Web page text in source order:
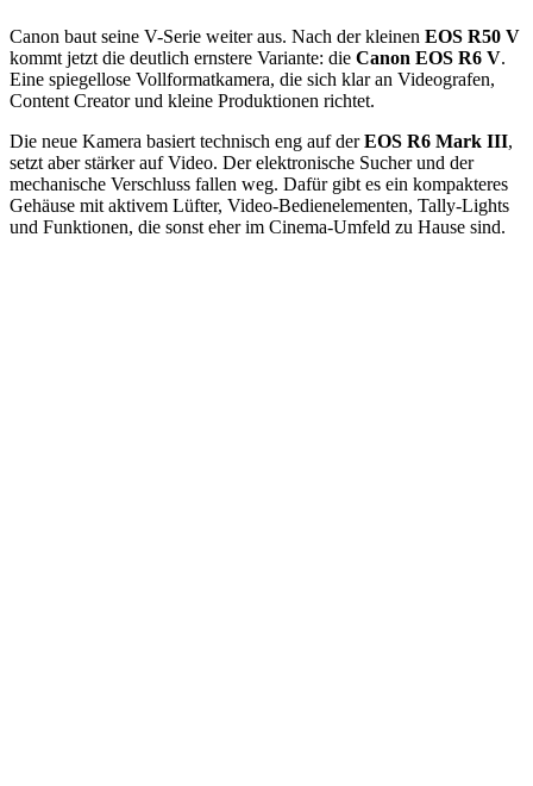
Canon baut seine V-Serie weiter aus. Nach der kleinen EOS R50 V
kommt jetzt die deutlich ernstere Variante: die Canon EOS R6 V.
Eine spiegellose Vollformatkamera, die sich klar an Videografen,
Content Creator und kleine Produktionen richtet.
Die neue Kamera basiert technisch eng auf derEOS R6 Mark III,
setzt aber stärker auf Video. Der elektronische Sucher und der
mechanische Verschluss fallen weg. Dafür gibt es ein kompakteres
Gehäuse mit aktivem Lüfter, Video-Bedienelementen, Tally-Lights
und Funktionen, die sonst eher im Cinema-Umfeld zu Hause sind.